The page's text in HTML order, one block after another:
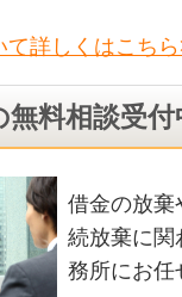
て詳しくはこち
料相談受付
借金の放棄
続放棄に関
務所にお任